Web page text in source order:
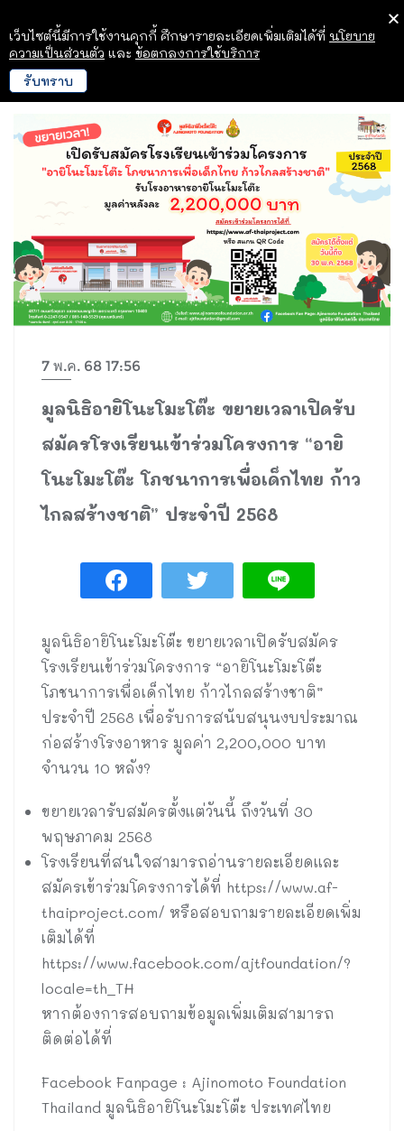
7 พ.ค. 68 17:56
มูลนิธิอายิโนะโมะโต๊ะ ขยายเวลาเปิดรับ
สมัครโรงเรียนเข้าร่วมโครงการ “อายิ
โนะโมะโต๊ะ โภชนาการเพื่อเด็กไทย ก้าว
ไกลสร้างชาติ” ประจำปี 2568
มูลนิธิอายิโนะโมะโต๊ะ ขยายเวลาเปิดรับสมัคร
โรงเรียนเข้าร่วมโครงการ “อายิโนะโมะโต๊ะ
โภชนาการเพื่อเด็กไทย ก้าวไกลสร้างชาติ”
ประจำปี 2568 เพื่อรับการสนับสนุนงบประมาณ
ก่อสร้างโรงอาหาร มูลค่า 2,200,000 บาท
จำนวน 10 หลัง?
ขยายเวลารับสมัครตั้งแต่วันนี้ ถึงวันที่ 30
พฤษภาคม 2568
โรงเรียนที่สนใจสามารถอ่านรายละเอียดและ
สมัครเข้าร่วมโครงการได้ที่ https://www.af-
thaiproject.com/ หรือสอบถามรายละเอียดเพิ่ม
เติมได้ที่
https://www.facebook.com/ajtfoundation/?
locale=th_TH
หากต้องการสอบถามข้อมูลเพิ่มเติมสามารถ
ติดต่อได้ที่
Facebook Fanpage : Ajinomoto Foundation
Thailand มูลนิธิอายิโนะโมะโต๊ะ ประเทศไทย
เว็บไซต์นี้มีการใช้งานคุกกี้ ศึกษารายละเอียดเพิ่มเติมได้ที่ นโยบาย
ความเป็นส่วนตัว และ ข้อตกลงการใช้บริการ
รับทราบ